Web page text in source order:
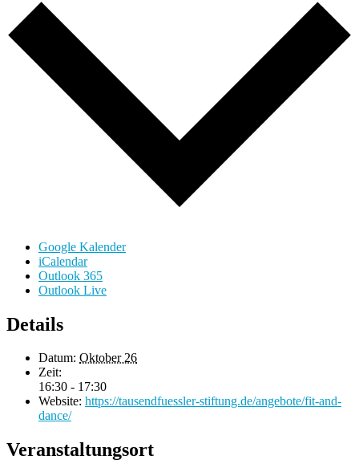
Google Kalender
iCalendar
Outlook 365
Outlook Live
Details
Datum: Oktober 26
Zeit:
16:30 - 17:30
Website: https://tausendfuessler-stiftung.de/angebote/fit-and-
dance/
Veranstaltungsort